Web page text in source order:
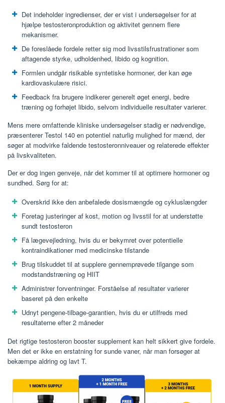
Det indeholder ingredienser, der er vist i undersøgelser for at
hjælpe testosteronproduktion og aktivitet gennem flere
mekanismer.
De foreslåede fordele retter sig mod livsstilsfrustrationer som
aftagende styrke, udholdenhed, libido og kognition.
Formlen undgår risikable syntetiske hormoner, der kan øge
kardiovaskulære risici.
Feedback fra brugere indikerer generelt øget energi, bedre
træning og forhøjet libido, selvom individuelle resultater varierer.
Mens mere omfattende kliniske undersøgelser stadig er nødvendige,
præsenterer Testol 140 en potentiel naturlig mulighed for mænd, der
søger at modvirke faldende testosteronniveauer og relaterede effekter
på livskvaliteten.
Der er dog ingen genveje, når det kommer til at optimere hormoner og
sundhed. Sørg for at:
Overskrid ikke den anbefalede dosismængde og cykluslængder
Foretag justeringer af kost, motion og livsstil for at understøtte
sundt testosteron
Få lægevejledning, hvis du er bekymret over potentielle
kontraindikationer med medicinske tilstande
Brug tilskuddet til at supplere gennemprøvede tilgange som
modstandstræning og HIIT
Administrer forventninger. Forståelse af resultater varierer
baseret på den enkelte
Udnyt pengene-tilbage-garantien, hvis du er utilfreds med
resultaterne efter 2 måneder
Det rigtige testosteron booster supplement kan helt sikkert give fordele.
Men det er ikke en erstatning for sunde vaner, når man forsøger at
bekæmpe aldring og lavt T.